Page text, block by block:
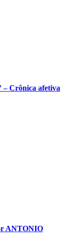
Crônica afetiva
ANTONIO